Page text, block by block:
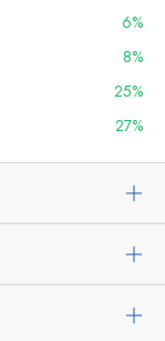
6%
8%
25%
27%